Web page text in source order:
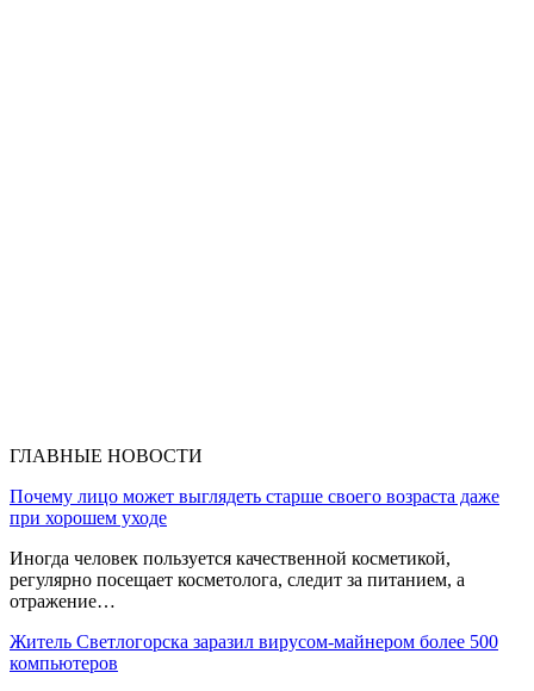
ГЛАВНЫЕ НОВОСТИ
Почему лицо может выглядеть старше своего возраста даже
при хорошем уходе
Иногда человек пользуется качественной косметикой,
регулярно посещает косметолога, следит за питанием, а
отражение…
Житель Светлогорска заразил вирусом-майнером более 500
компьютеров